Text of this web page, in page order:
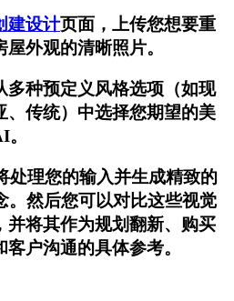
建设计页面，上传您想要重
外观的清晰照片。
多种预定义风格选项（如现
、传统）中选择您期望的美
处理您的输入并生成精致的
。然后您可以对比这些视觉
并将其作为规划翻新、购买
户沟通的具体参考。